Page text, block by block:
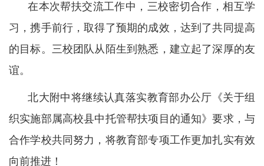
在本次帮扶交流工作中，三校密切合作，相互学
习，携手前行，取得了预期的成效，达到了共同提高
的目标。三校团队从陌生到熟悉，建立起了深厚的友
谊。
北大附中将继续认真落实教育部办公厅《关于组
织实施部属高校县中托管帮扶项目的通知》要求，与
合作学校共同努力，将教育部专项工作更加扎实有效
向前推进！